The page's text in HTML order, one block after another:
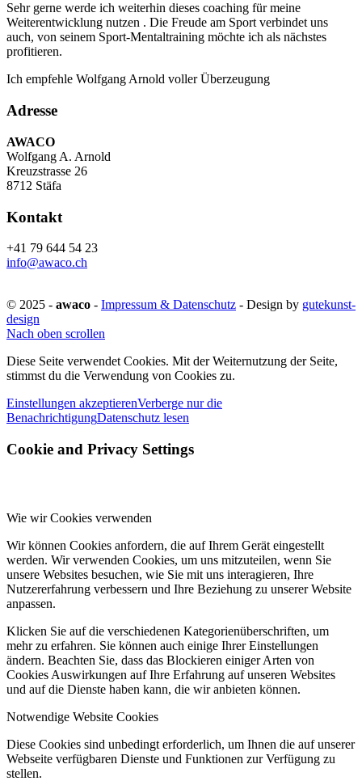
Sehr gerne werde ich weiterhin dieses coaching für meine
Weiterentwicklung nutzen . Die Freude am Sport verbindet uns
auch, von seinem Sport-Mentaltraining möchte ich als nächstes
profitieren.
Ich empfehle Wolfgang Arnold voller Überzeugung
Adresse
AWACO
Wolfgang A. Arnold
Kreuzstrasse 26
8712 Stäfa
Kontakt
+41 79 644 54 23
info@awaco.ch
© 2025 - awaco - Impressum & Datenschutz - Design by gutekunst-
design
Nach oben scrollen
Diese Seite verwendet Cookies. Mit der Weiternutzung der Seite,
stimmst du die Verwendung von Cookies zu.
Einstellungen akzeptierenVerberge nur die
BenachrichtigungDatenschutz lesen
Cookie and Privacy Settings
Wie wir Cookies verwenden
Wir können Cookies anfordern, die auf Ihrem Gerät eingestellt
werden. Wir verwenden Cookies, um uns mitzuteilen, wenn Sie
unsere Websites besuchen, wie Sie mit uns interagieren, Ihre
Nutzererfahrung verbessern und Ihre Beziehung zu unserer Website
anpassen.
Klicken Sie auf die verschiedenen Kategorienüberschriften, um
mehr zu erfahren. Sie können auch einige Ihrer Einstellungen
ändern. Beachten Sie, dass das Blockieren einiger Arten von
Cookies Auswirkungen auf Ihre Erfahrung auf unseren Websites
und auf die Dienste haben kann, die wir anbieten können.
Notwendige Website Cookies
Diese Cookies sind unbedingt erforderlich, um Ihnen die auf unserer
Webseite verfügbaren Dienste und Funktionen zur Verfügung zu
stellen.